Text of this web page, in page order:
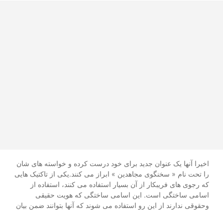
اخیرا آنها یک عنوان جدید برای خود درست کرده و خواسته های شان
را تحت نام « سخنگوی مجاهدین » ابراز می کنند.یکی از تاکتیک هایی
که رجوی های فریبکار از آن بسیار استفاده می کنند، استفاده از
اسامی ساختگی است. این اسامی ساختگی که هویت حقیقی
وحقوقی ندارند از این رو استفاده می شوند که آنها بتوانند ضمن بیان